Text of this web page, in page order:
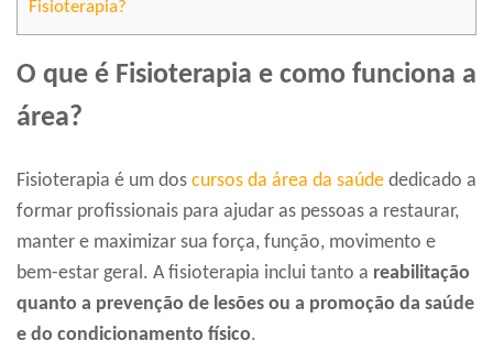
Fisioterapia?
O que é Fisioterapia e como funciona a
área?
Fisioterapia é um dos cursos da área da saúde dedicado a
formar profissionais para ajudar as pessoas a restaurar,
manter e maximizar sua força, função, movimento e
bem-estar geral. A fisioterapia inclui tanto a reabilitação
quanto a prevenção de lesões ou a promoção da saúde
e do condicionamento físico.